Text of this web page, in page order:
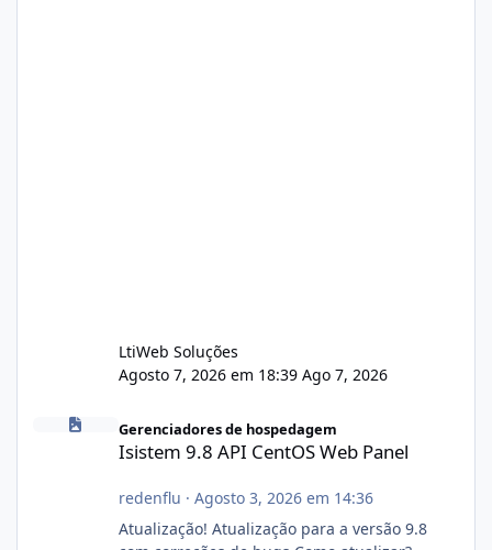
LtiWeb Soluções
Agosto 7, 2026 em 18:39 Ago 7, 2026
Isistem 9.8 API CentOS Web Panel
Gerenciadores de hospedagem
Isistem 9.8 API CentOS Web Panel
redenflu · Agosto 3, 2026 em 14:36
Atualização! Atualização para a versão 9.8